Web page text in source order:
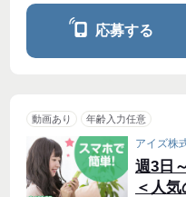
応募する
動画あり 年齢入力任意
アイズ株
週3日
＜人